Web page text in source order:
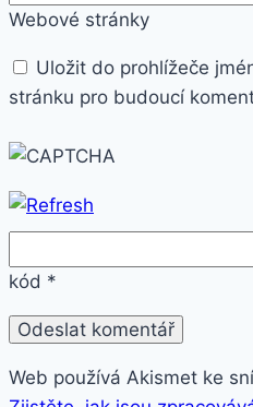
Webové stránky
Uložit do prohlížeče
stránku pro budoucí
kód *
Web používá Akismet ke